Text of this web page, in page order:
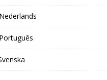
Nederlands
Português